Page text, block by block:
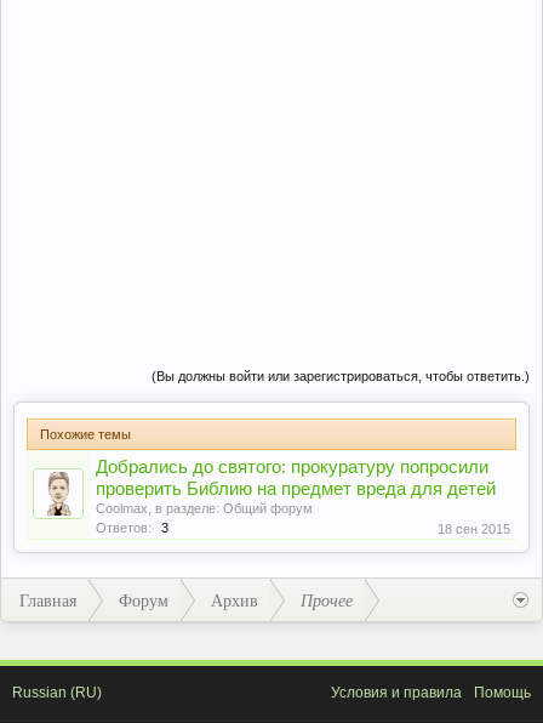
(Вы должны войти или зарегистрироваться, чтобы ответить.)
Похожие темы
Добрались до святого: прокуратуру попросили
проверить Библию на предмет вреда для детей
Coolmax , в разделе: Общий форум
Ответов:
3 18 сен 2015
Главная Форум Архив Прочее
Russian (RU) Условия и правила Помощь